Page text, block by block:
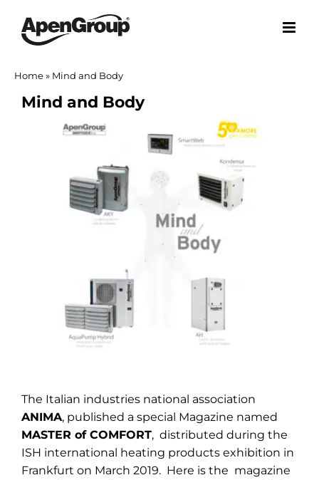
content
Home» Mind and Body
Mind and Body
The Italian industries national association
ANIMA, published a special Magazine named
MASTER of COMFORT, distributed during the
ISH international heating products exhibition in
Frankfurt on March 2019. Here is the magazine